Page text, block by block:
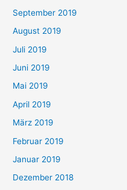
September 2019
August 2019
Juli 2019
Juni 2019
Mai 2019
April 2019
März 2019
Februar 2019
Januar 2019
Dezember 2018